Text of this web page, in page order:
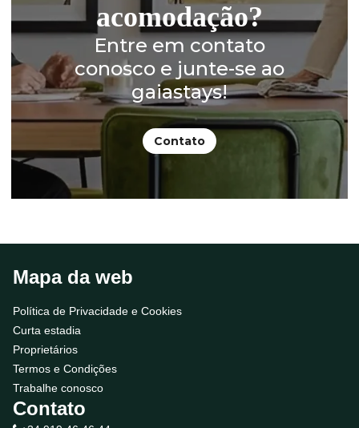
acomodação?
Entre em contato
conosco e junte-se ao
gaiastays!
Contato
Mapa da web
Política de Privacidade e Cookies
Curta estadia
Proprietários
Termos e Condições
Trabalhe conosco
Contato